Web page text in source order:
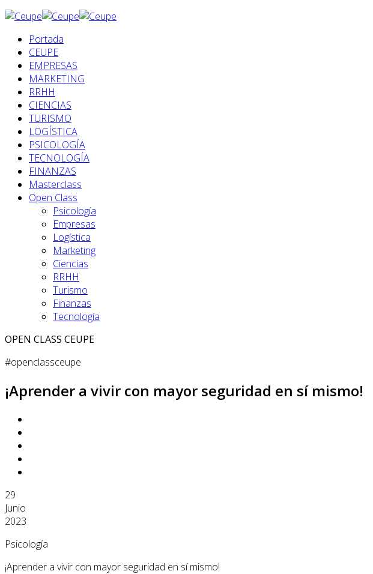
Portada
CEUPE
EMPRESAS
MARKETING
RRHH
CIENCIAS
TURISMO
LOGÍSTICA
PSICOLOGÍA
TECNOLOGÍA
FINANZAS
Masterclass
Open Class
Psicología
Empresas
Logística
Marketing
Ciencias
RRHH
Turismo
Finanzas
Tecnología
OPEN CLASS CEUPE
#openclassceupe
¡Aprender a vivir con mayor seguridad en sí mismo!
29
Junio
2023
Psicología
¡Aprender a vivir con mayor seguridad en sí mismo!